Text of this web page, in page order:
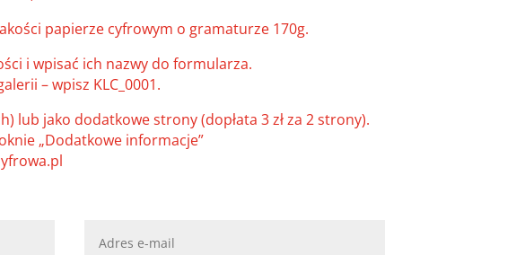
papierze cyfrowym o gramaturze 170g.
i wpisać ich nazwy do formularza.
– wpisz KLC_0001.
lub jako dodatkowe strony (dopłata 3 zł za 2 strony).
„Dodatkowe informacje”